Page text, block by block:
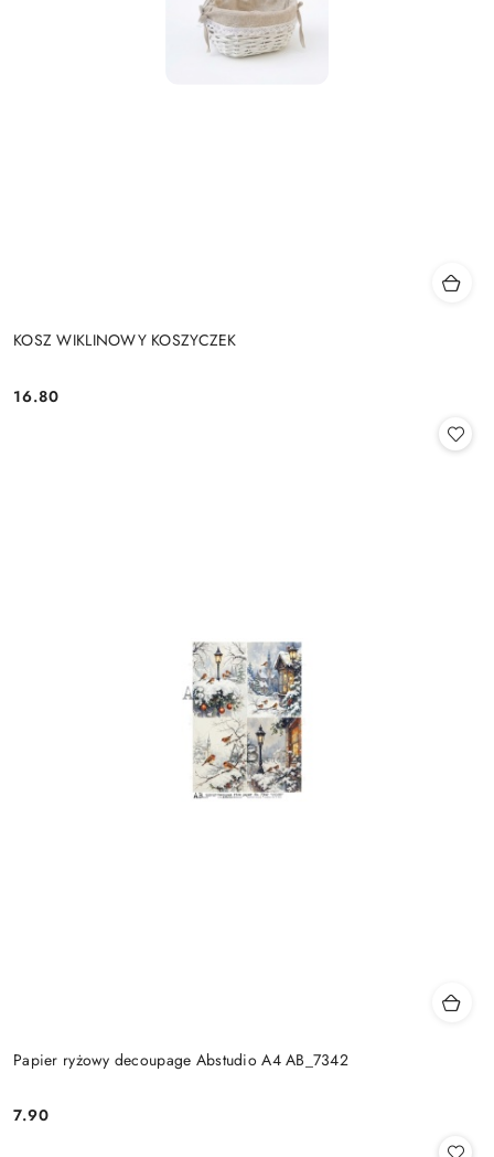
KOSZ WIKLINOWY KOSZYCZEK
Cena:
16.80
Papier ryżowy decoupage Abstudio A4 AB_7342
Cena:
7.90